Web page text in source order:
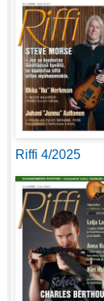
Riffi 4/2025